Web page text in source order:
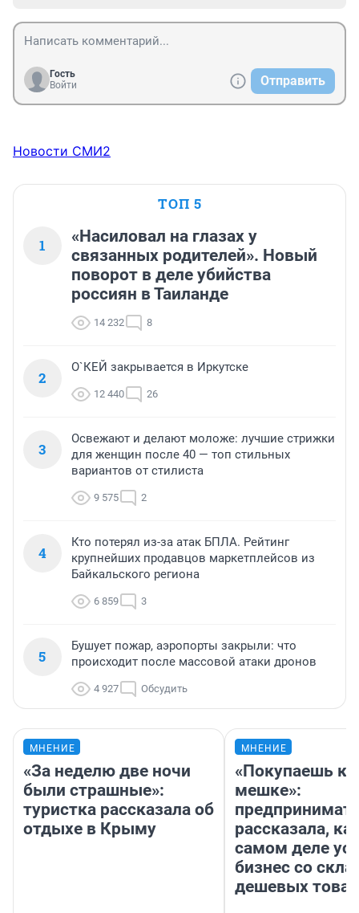
Гость
Войти
Отправить
Новости СМИ2
ТОП 5
1
«Насиловал на глазах у
связанных родителей». Новый
поворот в деле убийства
россиян в Таиланде
14 232 8
2
О`КЕЙ закрывается в Иркутске
12 440 26
3
Освежают и делают моложе: лучшие стрижки
для женщин после 40 — топ стильных
вариантов от стилиста
9 575 2
4
Кто потерял из-за атак БПЛА. Рейтинг
крупнейших продавцов маркетплейсов из
Байкальского региона
6 859 3
5
Бушует пожар, аэропорты закрыли: что
происходит после массовой атаки дронов
4 927 Обсудить
МНЕНИЕ
«За неделю две ночи
были страшные»:
туристка рассказала об
отдыхе в Крыму
МНЕНИЕ
«Покупаешь
мешке»:
рассказала,
самом деле
бизнес со
дешевых